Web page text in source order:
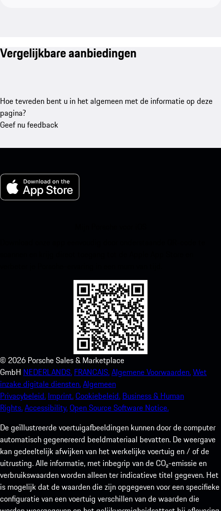
Vergelijkbare aanbiedingen
Hoe tevreden bent u in het algemeen met de informatie op deze
pagina?
Geef nu feedback
© 2026 Porsche Sales & Marketplace
GmbH NEDERLANDS. FRANCAIS.Algemene Voorwaarden.Wet
inzake digitale diensten.Algemeen
Privacybeleid. Imprint.Cookiebeleid. Business & Human
Rights.Accessibility.Open Source Software Notice.
De geïllustreerde voertuigafbeeldingen kunnen door de computer
automatisch gegenereerd beeldmateriaal bevatten. De weergave
kan gedeeltelijk afwijken van het werkelijke voertuig en / of de
uitrusting. Alle informatie, met inbegrip van de CO₂-emissie en
verbruikswaarden worden alleen ter indicatieve titel gegeven. Het
is mogelijk dat de waarden die zijn opgegeven voor een specifieke
configuratie van een voertuig verschillen van de waarden die